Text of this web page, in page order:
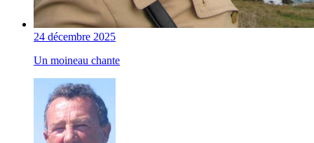
24 décembre 2025
Un moineau chante